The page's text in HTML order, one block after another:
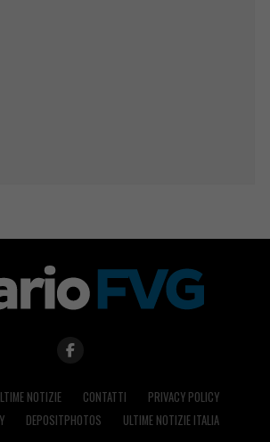
NOTIZIE CONTATTI
PRIVACY POLICY
DEPOSITPHOTOS ULTIME NOTIZIE ITALIA